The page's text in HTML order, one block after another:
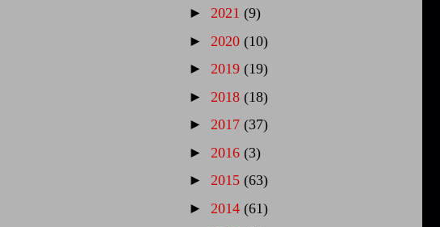
► 2021 (9)
► 2020 (10)
► 2019 (19)
► 2018 (18)
► 2017 (37)
► 2016 (3)
► 2015 (63)
► 2014 (61)